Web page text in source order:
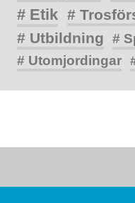
# Etik #
# Utbildning
#
# Utomjordingar